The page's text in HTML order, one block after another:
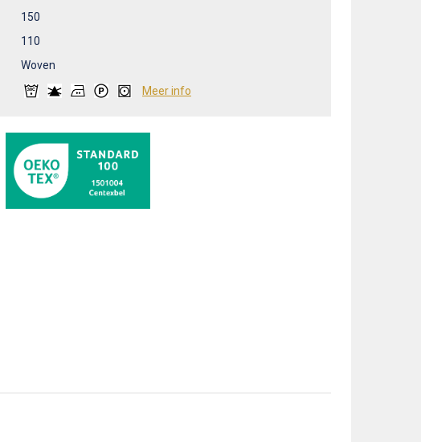
150
110
Woven
Meer info